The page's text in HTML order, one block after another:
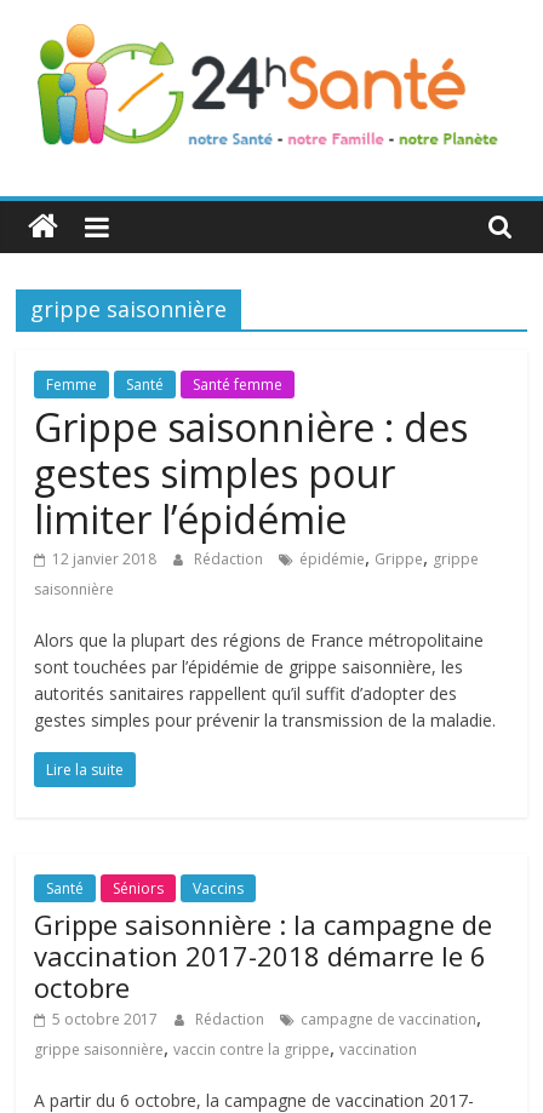
24h
Santé
La
de
toute
famille
grippe saisonnière
Femme Santé Santé femme
Grippe saisonnière : des
gestes simples pour
limiter l’épidémie
12 janvier 2018 Rédaction épidémie, Grippe, grippe
saisonnière
Alors que la plupart des régions de France métropolitaine
sont touchées par l’épidémie de grippe saisonnière, les
autorités sanitaires rappellent qu’il suffit d’adopter des
gestes simples pour prévenir la transmission de la maladie.
Lire la suite
Santé Séniors Vaccins
Grippe saisonnière : la campagne de
vaccination 2017-2018 démarre le 6
octobre
5 octobre 2017 Rédaction campagne de vaccination,
grippe saisonnière,vaccin contre la grippe,vaccination
A partir du 6 octobre, la campagne de vaccination 2017-